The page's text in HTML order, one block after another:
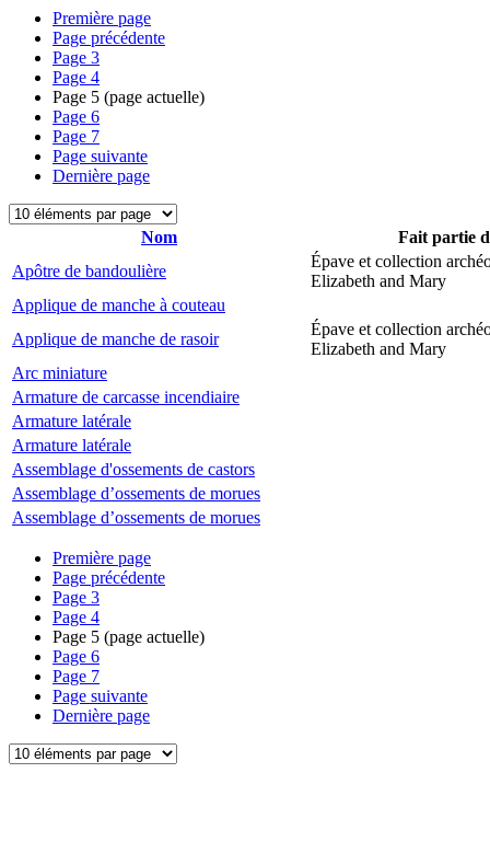
Première page
Page précédente
Page 3
Page 4
Page 5 (page actuelle)
Page 6
Page 7
Page suivante
Dernière page
Nom
Fait partie
Apôtre de bandoulière
Épave et collection
Elizabeth and Mary
Applique de manche à couteau
Applique de manche de rasoir
Épave et collection
Elizabeth and Mary
Arc miniature
Armature de carcasse incendiaire
Armature latérale
Armature latérale
Assemblage d'ossements de castors
Assemblage d’ossements de morues
Assemblage d’ossements de morues
Première page
Page précédente
Page 3
Page 4
Page 5 (page actuelle)
Page 6
Page 7
Page suivante
Dernière page